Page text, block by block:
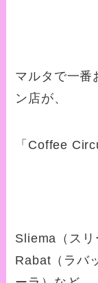
マルタで一番
ン店が、
「Coffee
Sliema（スリ
Rabat（ラバ